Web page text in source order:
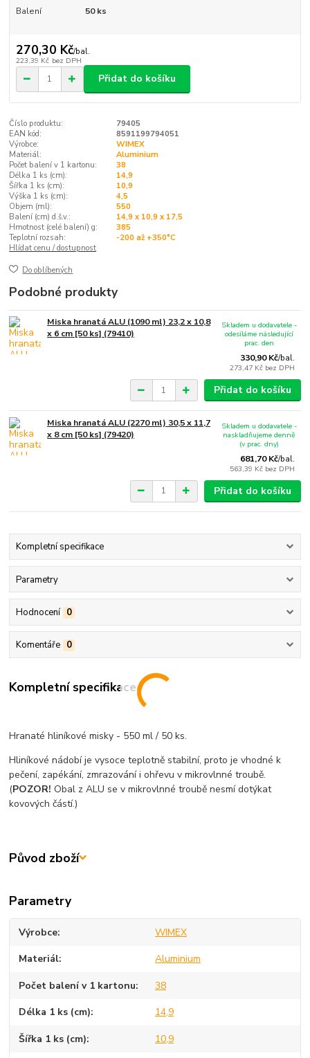
Balení
50 ks
270,30 Kč/bal.
223,39 Kč bez DPH
Přidat do košíku
Číslo produktu:
79405
EAN kód:
8591199794051
Výrobce:
WIMEX
Materiál:
Aluminium
Počet balení v 1 kartonu:
38
Délka 1 ks (cm):
14,9
Šířka 1 ks (cm):
10,9
Výška 1 ks (cm):
4,5
Objem (ml):
550
Balení (cm) d.š.v.:
14,9 x 10,9 x 17,5
Hmotnost (celé balení) g:
385
Teplotní rozsah:
-200 až +350°C
Hlídat cenu / dostupnost
Do oblíbených
Podobné produkty
Miska hranatá ALU (1090 ml) 23,2 x 10,8
x 6 cm [50 ks] (79410)
330,90 Kč/bal.
273,47 Kč bez DPH
Skladem u dodavatele -
odesíláme následující
prac. den
Přidat do košíku
Miska hranatá ALU (2270 ml) 30,5 x 11,7
x 8 cm [50 ks] (79420)
681,70 Kč/bal.
563,39 Kč bez DPH
Skladem u dodavatele -
naskladňujeme denně
(v prac. dny)
Přidat do košíku
Kompletní specifikace
Parametry
Hodnocení 0
Komentáře 0
Kompletní specifikace
Hranaté hliníkové misky - 550 ml / 50 ks.
Hliníkové nádobí je vysoce teplotně stabilní, proto je vhodné k
pečení, zapékání, zmrazování i ohřevu v mikrovlnné troubě.
(POZOR! Obal z ALU se v mikrovlnné troubě nesmí dotýkat
kovových částí.)
Původ zboží
Parametry
Výrobce WIMEX
Materiál Aluminium
Počet balení v 1 kartonu 38
Délka 1 ks (cm) 14,9
Šířka 1 ks (cm) 10,9